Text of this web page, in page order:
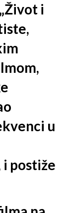
i
u
postiže